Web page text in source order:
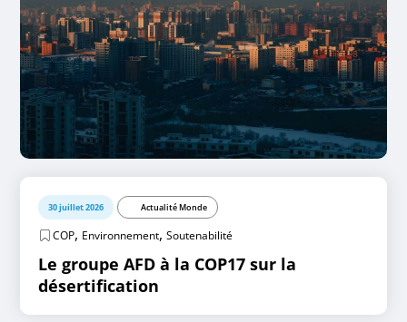
30 juillet 2026 Actualité Monde
COP, Environnement,Soutenabilité
Le groupe AFD à la COP17 sur la
désertification